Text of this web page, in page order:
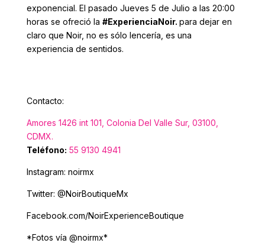
exponencial. El pasado Jueves 5 de Julio a las 20:00
horas se ofreció la #ExperienciaNoir. para dejar en
claro que Noir, no es sólo lencería, es una
experiencia de sentidos.
Contacto:
Amores 1426 int 101, Colonia Del Valle Sur, 03100,
CDMX.
Teléfono: 55 9130 4941
Instagram: noirmx
Twitter: @NoirBoutiqueMx
Facebook.com/NoirExperienceBoutique
*Fotos vía @noirmx*